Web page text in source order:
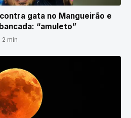
gata no Mangueirão e
“amuleto”
2 min